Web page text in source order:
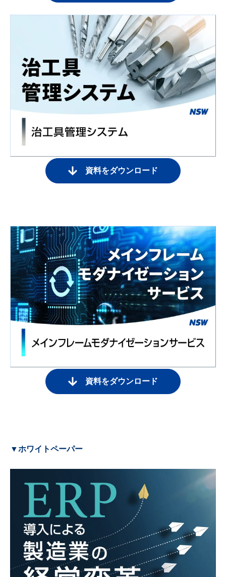
資料をダウンロード
資料をダウンロード
▼ホワイトペーパー